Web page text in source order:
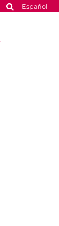
Español